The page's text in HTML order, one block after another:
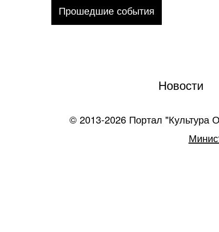
Прошедшие события
Новости
© 2013-2026 Портал "Культура